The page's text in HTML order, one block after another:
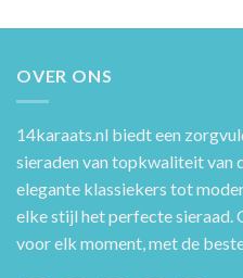
OVER ONS
14karaats.nl biedt een
sieraden van topkwaliteit van
elegante klassiekers tot
elke stijl het perfecte sieraad.
voor elk moment, met de